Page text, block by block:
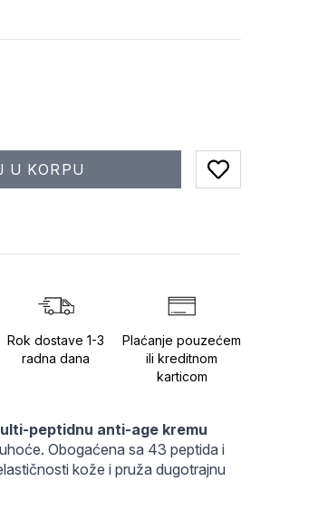
U KORPU
Add to favorites
Rok dostave 1-3
radna dana
Plaćanje pouzećem
ili kreditnom
karticom
peptidnu anti-age kremu
Obogaćena sa 43 peptida i
kože i pruža dugotrajnu